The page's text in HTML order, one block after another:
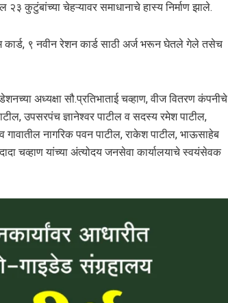
कुटुंबांच्या चेहऱ्यावर समाधानाचे हास्य निर्माण झाले.
कार्ड, ९ नवीन रेशन कार्ड साठी अर्ज भरून घेतले गेले तसेच
अध्यक्षा सौ.प्रतिभाताई चव्हाण, वीज वितरण कंपनीचे
उपसरपंच ज्ञानेश्वर पाटील व सदस्य रमेश पाटील,
नागरिक पवन पाटील, राकेश पाटील, भाऊसाहेब
चव्हाण यांच्या अंत्योदय जनसेवा कार्यालयाचे स्वयंसेवक